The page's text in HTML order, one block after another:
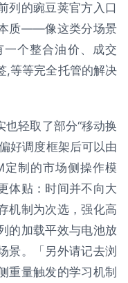
列的豌豆荚官方入口
质——像这类分场景
个整合油价、成交
,等等完全托管的解决
轻取了部分“移动换
好调度框架后可以由
定制的市场侧操作模
体贴：时间并不向大
机制为次选，强化高
的加载平效与电池放
景。「另外请记去浏
重量触发的学习机制